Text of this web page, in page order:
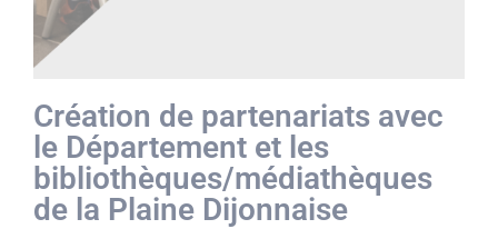
Création de partenariats avec
le Département et les
bibliothèques/médiathèques
de la Plaine Dijonnaise